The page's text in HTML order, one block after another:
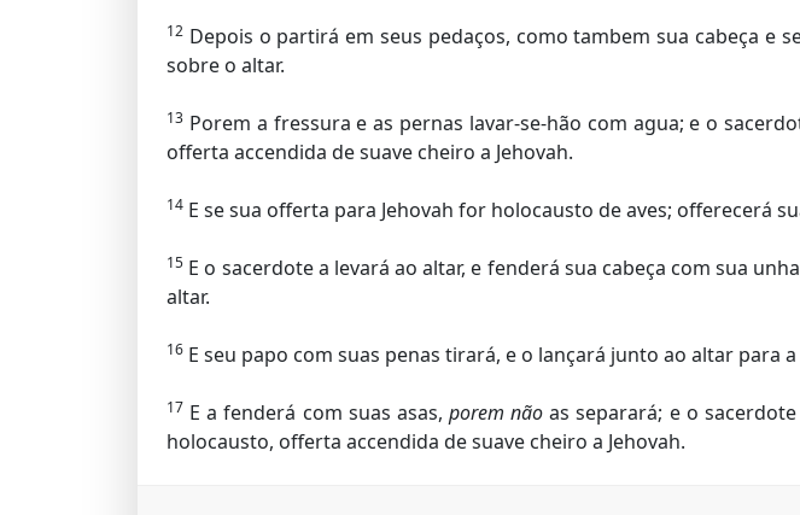
12 Depois o partirá em seus pedaços, como tambem sua cabeça e
sobre o altar.
13 Porem a fressura e as pernas lavar-se-hão com agua; e o
offerta accendida de suave cheiro a Jehovah.
14 E se sua offerta para Jehovah for holocausto de aves; offerecerá
15 E o sacerdote a levará ao altar, e fenderá sua cabeça com sua
altar.
16 E seu papo com suas penas tirará, e o lançará junto ao altar para
17 E a fenderá com suas asas, porem não as separará; e o
holocausto, offerta accendida de suave cheiro a Jehovah.